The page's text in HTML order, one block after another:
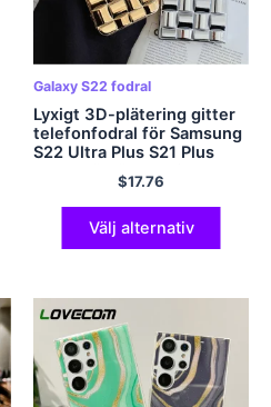
Galaxy S22 fodral
Lyxigt 3D-plätering gitter
telefonfodral för Samsung
S22 Ultra Plus S21 Plus
Ultra stötsäkert mjukt
silikon bakstycke
$17.76
Välj alternativ